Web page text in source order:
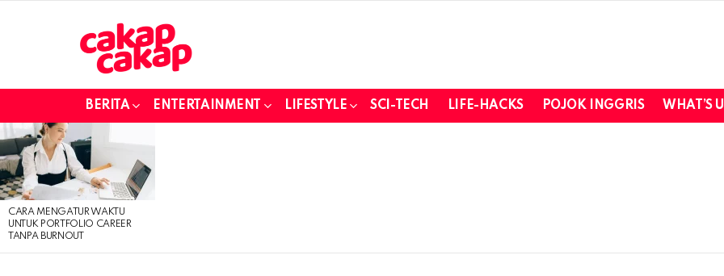
BERITA ENTERTAINMENT LIFESTYLE SCI-TECH LIFE-HACKS POJOK INGGRIS WHAT’S
LATEST
STORIES
CARA MENGATUR WAKTU
UNTUK PORTFOLIO CAREER
TANPA BURNOUT